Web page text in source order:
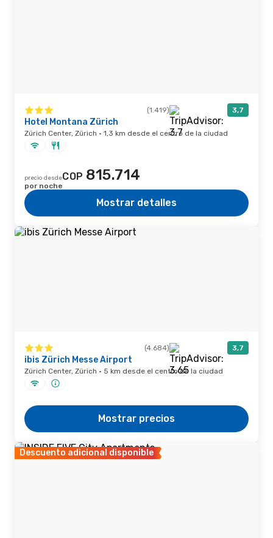
(1.419) 3,7
Hotel Montana Zürich
Zürich Center, Zürich · 1,3 km desde el centro de la ciudad
precio desdeCOP 815.714
por noche
Mostrar detalles
(4.684) 3,7
ibis Zürich Messe Airport
Zürich Center, Zürich · 5 km desde el centro de la ciudad
Mostrar precios
Descuento adicional disponible